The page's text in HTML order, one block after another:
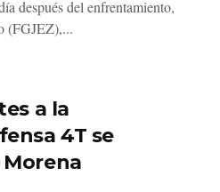
después del enfrentamiento,
(FGJEZ),...
a la
4T se